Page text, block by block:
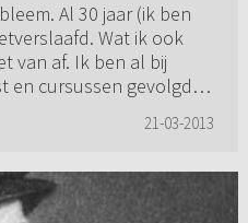
Al 30 jaar (ik ben
Wat ik ook
van af. Ik ben al bij
en cursussen gevolgd
21-03-2013